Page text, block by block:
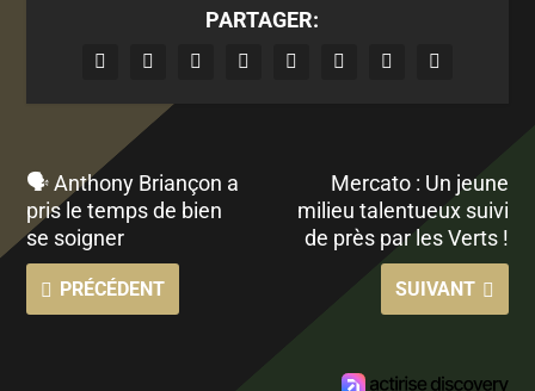
PARTAGER:
🗣 Anthony Briançon a
pris le temps de bien
se soigner
PRÉCÉDENT
Mercato : Un jeune
milieu talentueux suivi
de près par les Verts !
SUIVANT